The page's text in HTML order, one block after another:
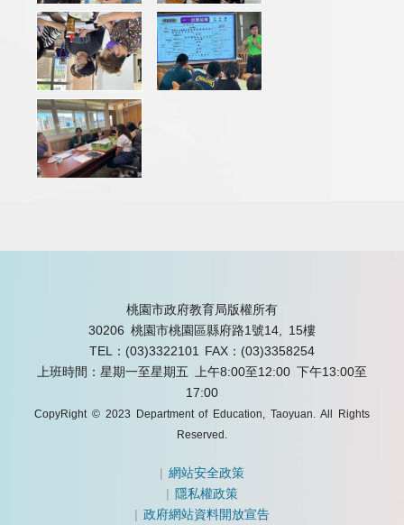
桃園市政府教育局版權所有
30206 桃園市桃園區縣府路1號14, 15樓
TEL：(03)3322101 FAX：(03)3358254
上班時間：星期一至星期五 上午8:00至12:00 下午13:00至
17:00
CopyRight © 2023 Department of Education, Taoyuan. All Rights
Reserved.
|網站安全政策
| 隱私權政策
|政府網站資料開放宣告